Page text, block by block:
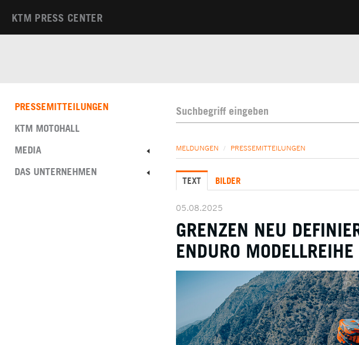
KTM PRESS CENTER
PRESSEMITTEILUNGEN
KTM MOTOHALL
MEDIA
DAS UNTERNEHMEN
MELDUNGEN / PRESSEMITTEILUNGEN
TEXT BILDER
05.08.2025
GRENZEN NEU
ENDURO